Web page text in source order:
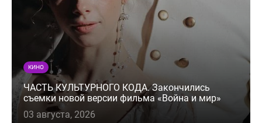
КИНО
ЧАСТЬ КУЛЬТУРНОГО КОДА. Закончились
съемки новой версии фильма «Война и мир»
03 августа, 2026